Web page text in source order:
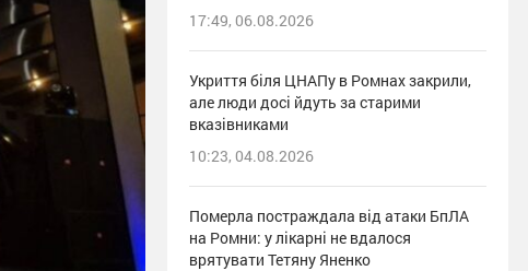
17:49, 06.08.2026
Укриття біля ЦНАПу в Ромнах закрили,
але люди досі йдуть за старими
вказівниками
10:23, 04.08.2026
Померла постраждала від атаки БпЛА
на Ромни: у лікарні не вдалося
врятувати Тетяну Яненко